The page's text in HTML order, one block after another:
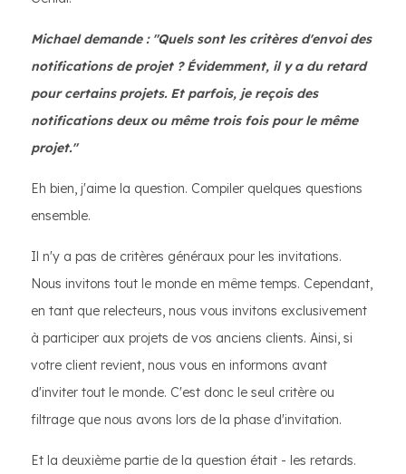
Michael demande : "Quels sont les critères d'envoi des
notifications de projet ? Évidemment, il y a du retard
pour certains projets. Et parfois, je reçois des
notifications deux ou même trois fois pour le même
projet."
Eh bien, j'aime la question. Compiler quelques questions
ensemble.
Il n'y a pas de critères généraux pour les invitations.
Nous invitons tout le monde en même temps. Cependant,
en tant que relecteurs, nous vous invitons exclusivement
à participer aux projets de vos anciens clients. Ainsi, si
votre client revient, nous vous en informons avant
d'inviter tout le monde. C'est donc le seul critère ou
filtrage que nous avons lors de la phase d'invitation.
Et la deuxième partie de la question était - les retards.